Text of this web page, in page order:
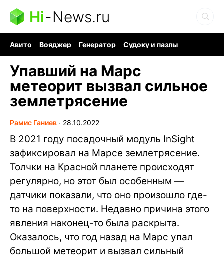
Hi-News.ru
Авито Вояджер Генератор
Судоку и пазлы
Упавший на Марс
метеорит вызвал сильное
землетрясение
Рамис Ганиев ∙ 28.10.2022
В 2021 году посадочный модуль InSight
зафиксировал на Марсе землетрясение.
Толчки на Красной планете происходят
регулярно, но этот был особенным —
датчики показали, что оно произошло где-
то на поверхности. Недавно причина этого
явления наконец-то была раскрыта.
Оказалось, что год назад на Марс упал
большой метеорит и вызвал сильный